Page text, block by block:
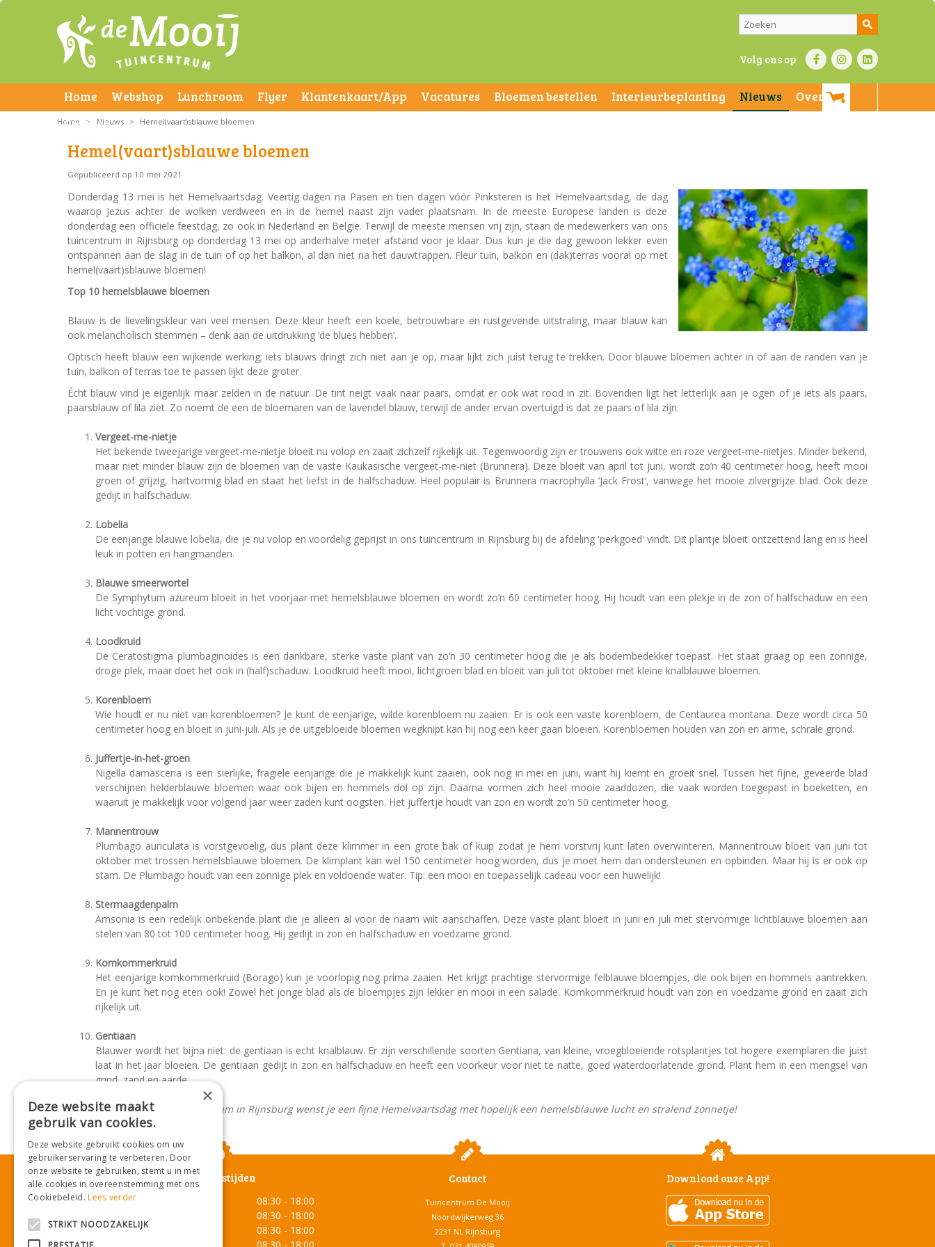
Volg ons op
Home Webshop Lunchroom Flyer Klantenkaart/App Vacatures Bloemen bestellen Interieurbeplanting Nieuws
Over ons
Contact
Home > Nieuws > Hemel(vaart)sblauwe bloemen
Hemel(vaart)sblauwe bloemen
Gepubliceerd op 10 mei 2021
Donderdag 13 mei is het Hemelvaartsdag. Veertig dagen na Pasen en tien dagen vóór Pinksteren is het Hemelvaartsdag, de dag
waarop Jezus achter de wolken verdween en in de hemel naast zijn vader plaatsnam. In de meeste Europese landen is deze
donderdag een officiële feestdag, zo ook in Nederland en België. Terwijl de meeste mensen vrij zijn, staan de medewerkers van ons
tuincentrum in Rijnsburg op donderdag 13 mei op anderhalve meter afstand voor je klaar. Dus kun je die dag gewoon lekker even
ontspannen aan de slag in de tuin of op het balkon, al dan niet na het dauwtrappen. Fleur tuin, balkon en (dak)terras vooral op met
hemel(vaart)sblauwe bloemen!
Top 10 hemelsblauwe bloemen
Blauw is de lievelingskleur van veel mensen. Deze kleur heeft een koele, betrouwbare en rustgevende uitstraling, maar blauw kan
ook melancholisch stemmen – denk aan de uitdrukking ‘de blues hebben’.
Optisch heeft blauw een wijkende werking; iets blauws dringt zich niet aan je op, maar lijkt zich juist terug te trekken. Door blauwe bloemen achter in of aan de randen van je
tuin, balkon of terras toe te passen lijkt deze groter.
Écht blauw vind je eigenlijk maar zelden in de natuur. De tint neigt vaak naar paars, omdat er ook wat rood in zit. Bovendien ligt het letterlijk aan je ogen of je iets als paars,
paarsblauw of lila ziet. Zo noemt de een de bloemaren van de lavendel blauw, terwijl de ander ervan overtuigd is dat ze paars of lila zijn.
Vergeet-me-nietje
Het bekende tweejarige vergeet-me-nietje bloeit nu volop en zaait zichzelf rijkelijk uit. Tegenwoordig zijn er trouwens ook witte en roze vergeet-me-nietjes. Minder bekend,
maar niet minder blauw zijn de bloemen van de vaste Kaukasische vergeet-me-niet (Brunnera). Deze bloeit van april tot juni, wordt zo’n 40 centimeter hoog, heeft mooi
groen of grijzig, hartvormig blad en staat het liefst in de halfschaduw. Heel populair is Brunnera macrophylla ‘Jack Frost’, vanwege het mooie zilvergrijze blad. Ook deze
gedijt in halfschaduw.
Lobelia
De eenjarige blauwe lobelia, die je nu volop en voordelig geprijst in ons tuincentrum in Rijnsburg bij de afdeling 'perkgoed' vindt. Dit plantje bloeit ontzettend lang en is heel
leuk in potten en hangmanden.
Blauwe smeerwortel
De Symphytum azureum bloeit in het voorjaar met hemelsblauwe bloemen en wordt zo’n 60 centimeter hoog. Hij houdt van een plekje in de zon of halfschaduw en een
licht vochtige grond.
Loodkruid
De Ceratostigma plumbaginoides is een dankbare, sterke vaste plant van zo’n 30 centimeter hoog die je als bodembedekker toepast. Het staat graag op een zonnige,
droge plek, maar doet het ook in (half)schaduw. Loodkruid heeft mooi, lichtgroen blad en bloeit van juli tot oktober met kleine knalblauwe bloemen.
Korenbloem
Wie houdt er nu niet van korenbloemen? Je kunt de eenjarige, wilde korenbloem nu zaaien. Er is ook een vaste korenbloem, de Centaurea montana. Deze wordt circa 50
centimeter hoog en bloeit in juni-juli. Als je de uitgebloeide bloemen wegknipt kan hij nog een keer gaan bloeien. Korenbloemen houden van zon en arme, schrale grond.
Juffertje-in-het-groen
Nigella damascena is een sierlijke, fragiele eenjarige die je makkelijk kunt zaaien, ook nog in mei en juni, want hij kiemt en groeit snel. Tussen het fijne, geveerde blad
verschijnen helderblauwe bloemen waar ook bijen en hommels dol op zijn. Daarna vormen zich heel mooie zaaddozen, die vaak worden toegepast in boeketten, en
waaruit je makkelijk voor volgend jaar weer zaden kunt oogsten. Het juffertje houdt van zon en wordt zo’n 50 centimeter hoog.
Mannentrouw
Plumbago auriculata is vorstgevoelig, dus plant deze klimmer in een grote bak of kuip zodat je hem vorstvrij kunt laten overwinteren. Mannentrouw bloeit van juni tot
oktober met trossen hemelsblauwe bloemen. De klimplant kan wel 150 centimeter hoog worden, dus je moet hem dan ondersteunen en opbinden. Maar hij is er ook op
stam. De Plumbago houdt van een zonnige plek en voldoende water. Tip: een mooi en toepasselijk cadeau voor een huwelijk!
Stermaagdenpalm
Amsonia is een redelijk onbekende plant die je alleen al voor de naam wilt aanschaffen. Deze vaste plant bloeit in juni en juli met stervormige lichtblauwe bloemen aan
stelen van 80 tot 100 centimeter hoog. Hij gedijt in zon en halfschaduw en voedzame grond.
Komkommerkruid
Het eenjarige komkommerkruid (Borago) kun je voorlopig nog prima zaaien. Het krijgt prachtige stervormige felblauwe bloempjes, die ook bijen en hommels aantrekken.
En je kunt het nog eten ook! Zowel het jonge blad als de bloempjes zijn lekker en mooi in een salade. Komkommerkruid houdt van zon en voedzame grond en zaait zich
rijkelijk uit.
Gentiaan
Blauwer wordt het bijna niet: de gentiaan is echt knalblauw. Er zijn verschillende soorten Gentiana, van kleine, vroegbloeiende rotsplantjes tot hogere exemplaren die juist
laat in het jaar bloeien. De gentiaan gedijt in zon en halfschaduw en heeft een voorkeur voor niet te natte, goed waterdoorlatende grond. Plant hem in een mengsel van
grind, zand en aarde.
Het hele team van ons tuincentrum in Rijnsburg wenst je een fijne Hemelvaartsdag met hopelijk een hemelsblauwe lucht en stralend zonnetje!
Openingstijden
Maandag
08:30 - 18:00
08:30 - 18:00
Woensdag
08:30 - 18:00
Contact
Tuincentrum De Mooij
Noordwijkerweg 36
2231 NL Rijnsburg
Download onze App!
×
Deze website maakt
gebruik van cookies.
Deze website gebruikt cookies om uw
gebruikerservaring te verbeteren. Door
onze website te gebruiken, stemt u in met
alle cookies in overeenstemming met ons
Cookiebeleid.Lees verder
STRIKT NOODZAKELIJK